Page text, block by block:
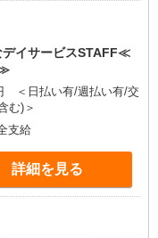
デイサービスSTAFF≪
＜日払い有/週払い有/交
む)＞
支給
詳細を見る